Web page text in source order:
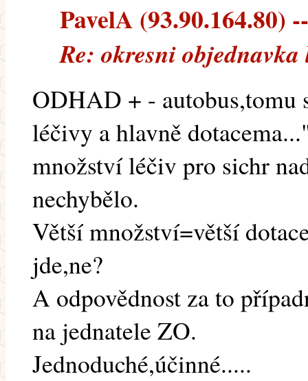
PavelA (93.90.164.80)
Re: okresni
ODHAD + - autobus,tomu
léčivy a hlavně
množství léčiv pro sichr
nechybělo.
Větší množství=větší
jde,ne?
A odpovědnost za to
na jednatele ZO.
Jednoduché,účinné.....